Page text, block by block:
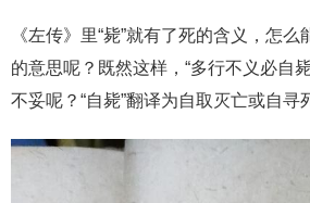
《左传》里“毙”就有了死的含义，怎么
的意思呢？既然这样，“多行不义必自
不妥呢？“自毙”翻译为自取灭亡或自寻